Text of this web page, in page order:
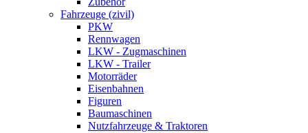
Fahrzeuge (zivil)
PKW
Rennwagen
LKW - Zugmaschinen
LKW - Trailer
Motorräder
Eisenbahnen
Figuren
Baumaschinen
Nutzfahrzeuge & Traktoren